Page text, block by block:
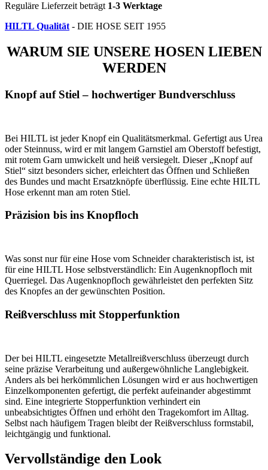
Reguläre Lieferzeit beträgt 1-3 Werktage
HILTL Qualität - DIE HOSE SEIT 1955
WARUM SIE UNSERE HOSEN LIEBEN
WERDEN
Knopf auf Stiel – hochwertiger Bundverschluss
Bei HILTL ist jeder Knopf ein Qualitätsmerkmal. Gefertigt aus Urea
oder Steinnuss, wird er mit langem Garnstiel am Oberstoff befestigt,
mit rotem Garn umwickelt und heiß versiegelt. Dieser „Knopf auf
Stiel“ sitzt besonders sicher, erleichtert das Öffnen und Schließen
des Bundes und macht Ersatzknöpfe überflüssig. Eine echte HILTL
Hose erkennt man am roten Stiel.
Präzision bis ins Knopfloch
Was sonst nur für eine Hose vom Schneider charakteristisch ist, ist
für eine HILTL Hose selbstverständlich: Ein Augenknopfloch mit
Querriegel. Das Augenknopfloch gewährleistet den perfekten Sitz
des Knopfes an der gewünschten Position.
Reißverschluss mit Stopperfunktion
Der bei HILTL eingesetzte Metallreißverschluss überzeugt durch
seine präzise Verarbeitung und außergewöhnliche Langlebigkeit.
Anders als bei herkömmlichen Lösungen wird er aus hochwertigen
Einzelkomponenten gefertigt, die perfekt aufeinander abgestimmt
sind. Eine integrierte Stopperfunktion verhindert ein
unbeabsichtigtes Öffnen und erhöht den Tragekomfort im Alltag.
Selbst nach häufigem Tragen bleibt der Reißverschluss formstabil,
leichtgängig und funktional.
Vervollständige den Look